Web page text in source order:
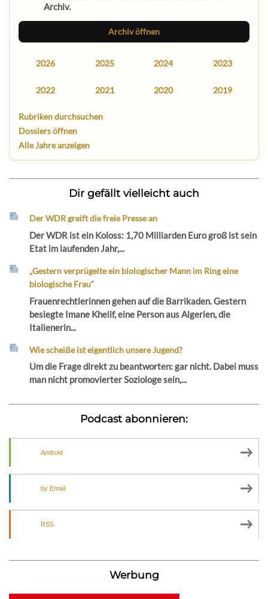
Archiv.
Archiv öffnen
2026 2025 2024 2023
2022 2021 2020 2019
Rubriken durchsuchen
Dossiers öffnen
Alle Jahre anzeigen
Dir gefällt vielleicht auch
Der WDR greift die freie Presse an
Der WDR ist ein Koloss: 1,70 Milliarden Euro groß ist sein
Etat im laufenden Jahr,...
„Gestern verprügelte ein biologischer Mann im Ring eine
biologische Frau“
Frauenrechtlerinnen gehen auf die Barrikaden. Gestern
besiegte Imane Khelif, eine Person aus Algerien, die
Italienerin...
Wie scheiße ist eigentlich unsere Jugend?
Um die Frage direkt zu beantworten: gar nicht. Dabei muss
man nicht promovierter Soziologe sein,...
Podcast abonnieren:
Android
by Email
RSS
Werbung